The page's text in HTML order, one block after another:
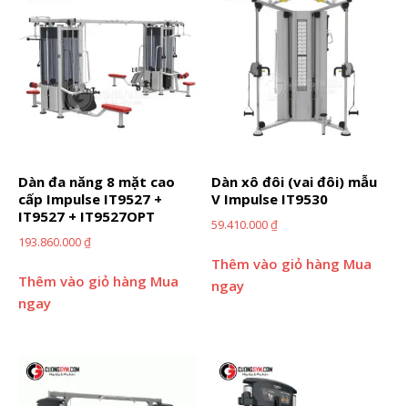
Dàn đa năng 8 mặt cao
cấp Impulse IT9527 +
IT9527 + IT9527OPT
193.860.000₫
Thêm vào giỏ hàng Mua
ngay
Dàn xô đôi (vai đôi) mẫu
V Impulse IT9530
59.410.000₫
Thêm vào giỏ hàng Mua
ngay